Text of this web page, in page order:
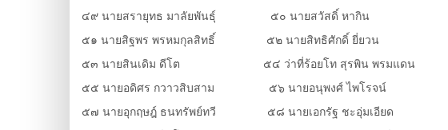
๔๙ นายสรายุทธ มาลัยพันธุ์ ๕๐ นายสวัสดิ์ หากิน
๕๑ นายสิฐพร พรหมกุลสิทธิ์ ๕๒ นายสิทธิศักดิ์ ยี่ยวน
๕๓ นายสินเดิม ดีโต ๕๔ ว่าที่ร้อยโท สุรพิน พรมแดน
๕๕ นายอดิศร กวาวสิบสาม ๕๖ นายอนุพงศ์ ไพโรจน์
๕๗ นายอุกฤษฎ์ ธนทรัพย์ทวี ๕๘ นายเอกรัฐ ชะอุ่มเอียด